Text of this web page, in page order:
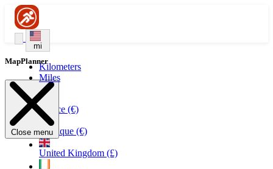
mi
Kilometers
Miles
France (€)
Belgique (€)
United Kingdom (£)
MapPlanner
Close menu